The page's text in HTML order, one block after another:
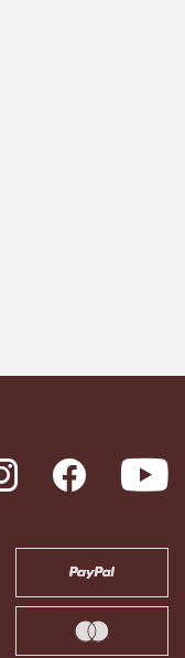
InstagramFacebook